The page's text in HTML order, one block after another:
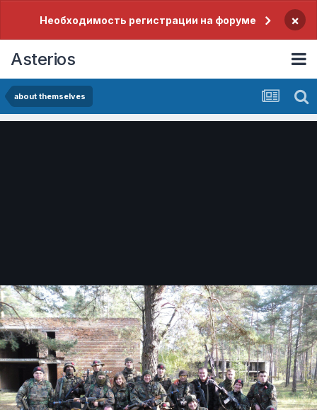
Необходимость регистрации на форуме ×
Asterios
about themselves